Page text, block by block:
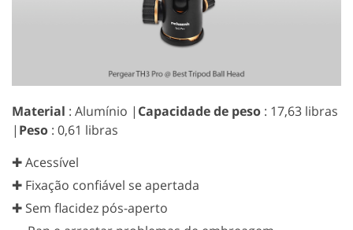
Material : Alumínio | Capacidade de peso : 17,63 libras
| Peso : 0,61 libras
✚ Acessível
✚ Fixação confiável se apertada
✚ Sem flacidez pós-aperto